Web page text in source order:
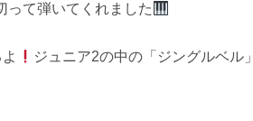
って弾いてくれました
ジュニア2の中の「ジングルベル